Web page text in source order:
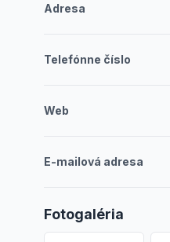
Adresa
Telefónne číslo
Web
E-mailová adresa
Fotogaléria